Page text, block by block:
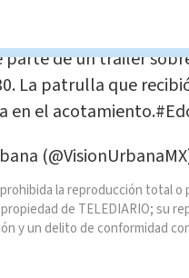
elementos de la
de un tráiler
La patrulla que
en el acotamiento.
la reproducción total o
de TELEDIARIO; su
y un delito de conformidad